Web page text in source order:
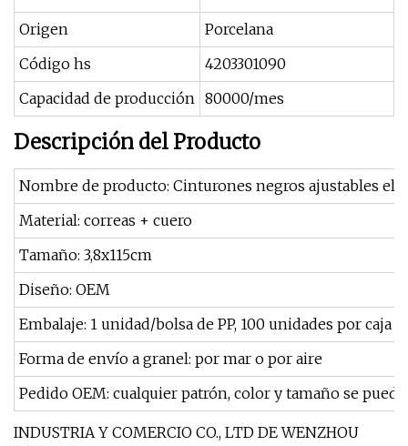
Origen
Porcelana
Código hs
4203301090
Capacidad de producción 80000/mes
Descripción del Producto
Nombre de producto: Cinturones negros ajustables
Material: correas + cuero
Tamaño: 3,8x115cm
Diseño: OEM
Embalaje: 1 unidad/bolsa de PP, 100 unidades por caja
Forma de envío a granel: por mar o por aire
Pedido OEM: cualquier patrón, color y tamaño se
INDUSTRIA Y COMERCIO CO., LTD DE WENZHOU